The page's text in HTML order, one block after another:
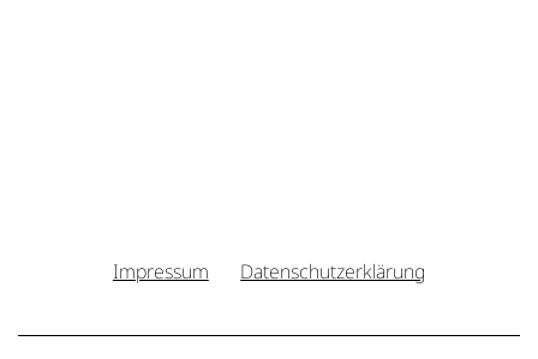
Impressum Datenschutzerklärung